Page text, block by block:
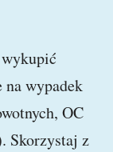
wypadek
OC
Skorzystaj z